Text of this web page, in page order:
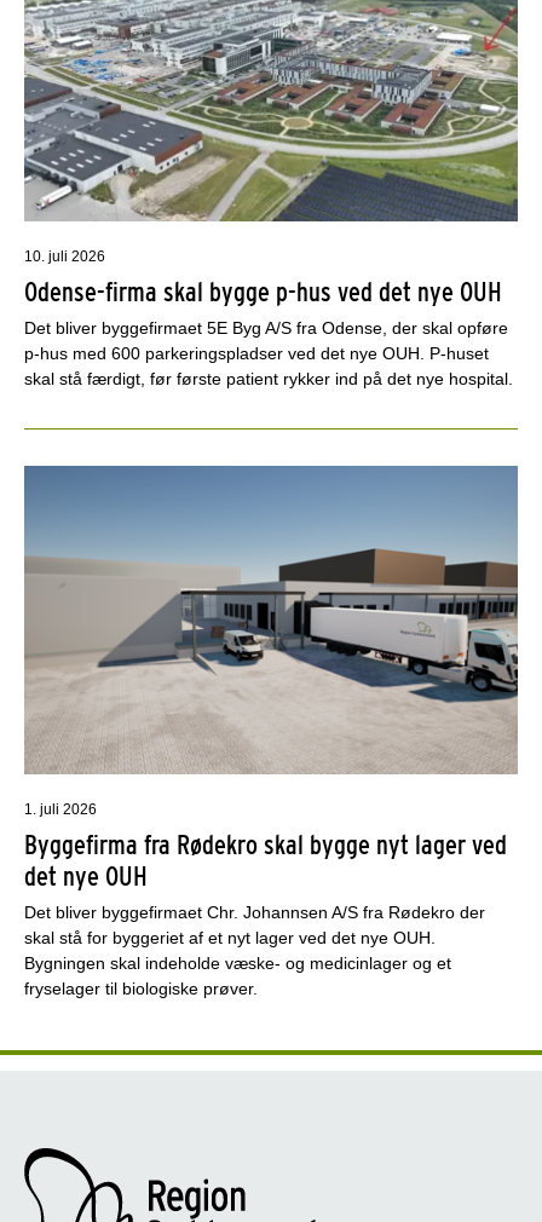
10. juli 2026
Odense-firma skal bygge p-hus ved det nye OUH
Det bliver byggefirmaet 5E Byg A/S fra Odense, der skal opføre
p-hus med 600 parkeringspladser ved det nye OUH. P-huset
skal stå færdigt, før første patient rykker ind på det nye hospital.
1. juli 2026
Byggefirma fra Rødekro skal bygge nyt lager ved
det nye OUH
Det bliver byggefirmaet Chr. Johannsen A/S fra Rødekro der
skal stå for byggeriet af et nyt lager ved det nye OUH.
Bygningen skal indeholde væske- og medicinlager og et
fryselager til biologiske prøver.